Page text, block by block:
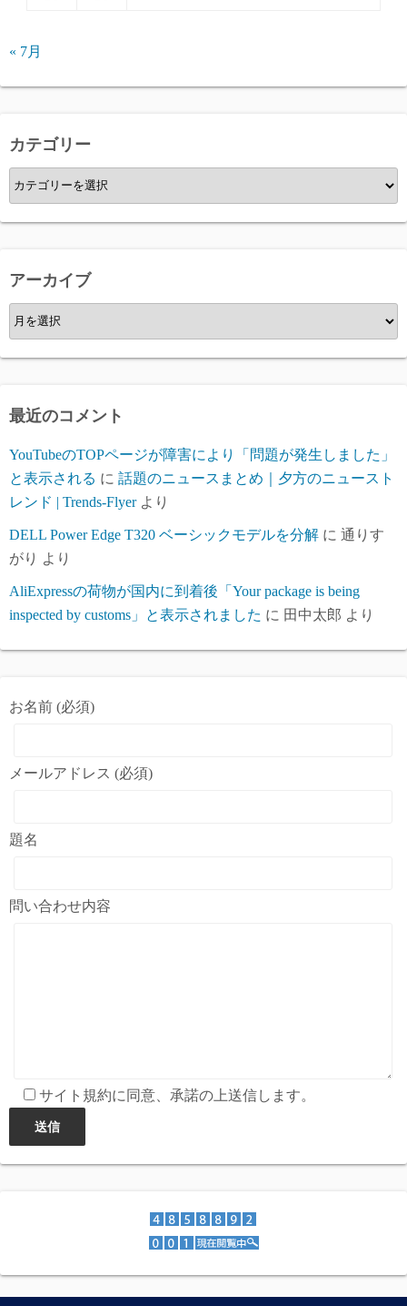
« 7月
カテゴリー
カ
テ
ゴ
ー
アーカイブ
ア
ー
カ
ブ
最近のコメント
YouTubeのTOPページが障害により「問題が発生しました」
と表示される に 話題のニュースまとめ｜夕方のニュースト
レンド | Trends-Flyerより
DELL Power Edge T320 ベーシックモデルを分解 に 通りす
がり より
AliExpressの荷物が国内に到着後「Your package is being
inspected by customs」と表示されました に 田中太郎 より
お名前 (必須)
メールアドレス (必須)
題名
問い合わせ内容
サイト規約に同意、承諾の上送信します。